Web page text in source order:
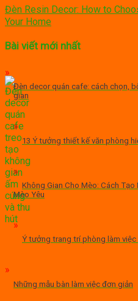
Đèn Resin Decor: How to
Your Home
Bài viết mới nhất
Đèn decor quán cafe: cách chọn,
gian
13 Ý tưởng thiết kế văn phòng
Không Gian Cho Mèo: Cách
Mèo Yêu
Ý tưởng trang trí phòng làm
Những mẫu bàn làm việc đơn giản